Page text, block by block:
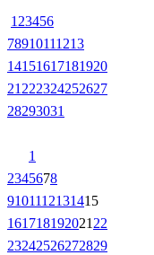
123456
78910111213
14151617181920
21222324252627
28293031
1
2345678
9101112131415
16171819202122
23242526272829